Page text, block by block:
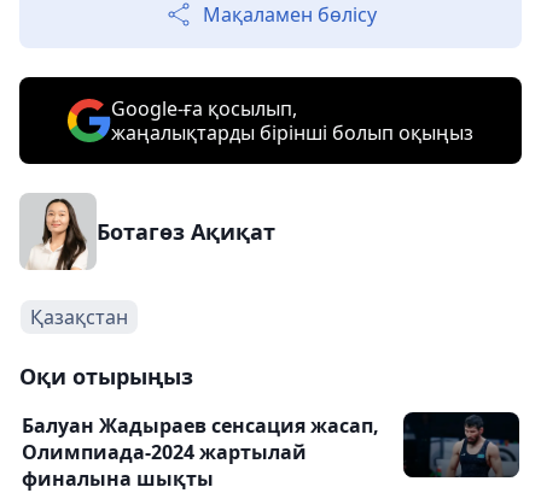
Мақаламен бөлісу
Google-ға қосылып,
жаңалықтарды бірінші болып оқыңыз
Ботагөз Ақиқат
Қазақстан
Оқи отырыңыз
Балуан Жадыраев сенсация жасап,
Олимпиада-2024 жартылай
финалына шықты